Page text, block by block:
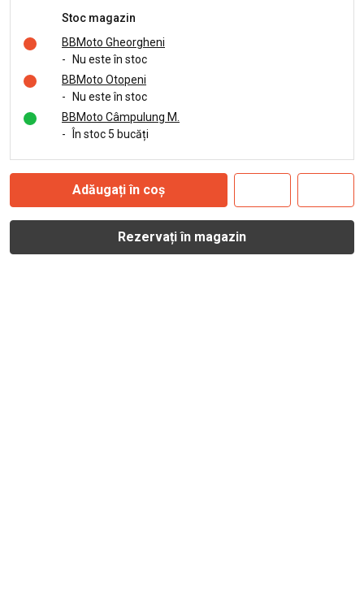
Stoc magazin
BBMoto Gheorgheni
-
Nu este în stoc
BBMoto Otopeni
-
Nu este în stoc
BBMoto Câmpulung M.
-
În stoc 5 bucăți
Adăugați în coș
Rezervați în magazin